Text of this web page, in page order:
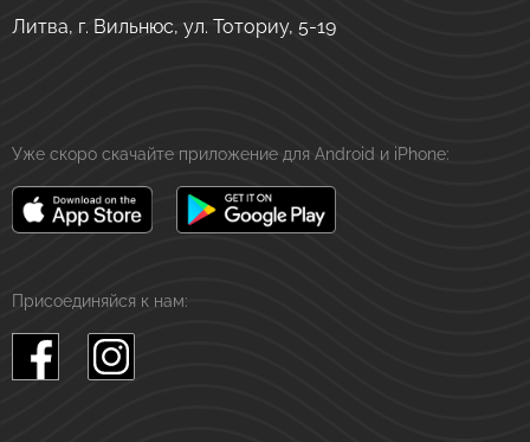
Литва, г. Вильнюс, ул. Тоториу, 5-19
Уже скоро скачайте приложение для Android и iPhone:
Присоединяйся к нам: